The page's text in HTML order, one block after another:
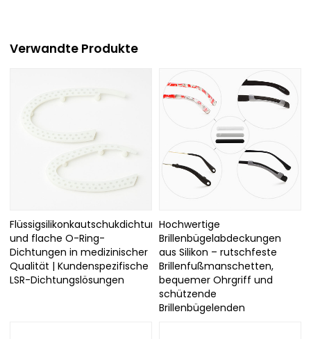
Verwandte Produkte
Flüssigsilikonkautschukdichtungen
und flache O-Ring-
Dichtungen in medizinischer
Qualität | Kundenspezifische
LSR-Dichtungslösungen
Hochwertige
Brillenbügelabdeckungen
aus Silikon – rutschfeste
Brillenfußmanschetten,
bequemer Ohrgriff und
schützende
Brillenbügelenden